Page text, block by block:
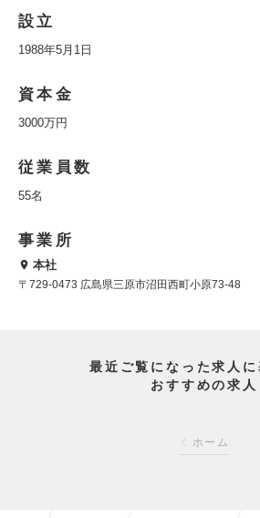
設立
1988年5月1日
資本金
3000万円
従業員数
55名
事業所
本社
〒729-0473 広島県三原市沼田西町小原73-48
最近ご覧になった求人に
おすすめの求人
ホーム